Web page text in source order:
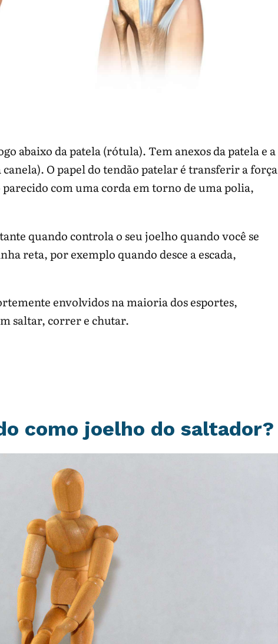
abaixo da patela (rótula). Tem anexos da patela e a
O papel do tendão patelar é transferir a força
com uma corda em torno de uma polia,
quando controla o seu joelho quando você se
reta, por exemplo quando desce a escada,
envolvidos na maioria dos esportes,
saltar, correr e chutar.
como joelho do saltador?